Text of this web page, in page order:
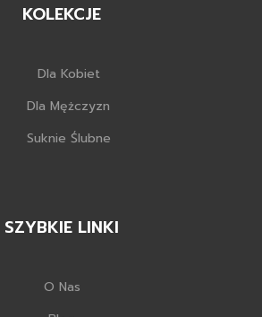
KOLEKCJE
Dla Kobiet
Dla Mężczyzn
Suknie Ślubne
SZYBKIE LINKI
O Nas